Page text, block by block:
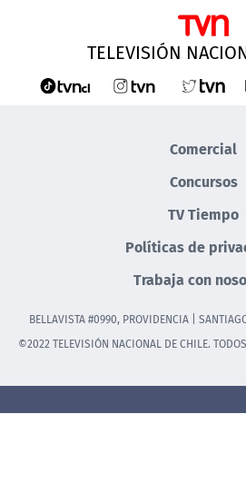
TELEVISIÓN
Comercial
Concursos
TV Tiempo
Políticas de
Trabaja con
BELLAVISTA #0990, PROVIDENCIA |
©2022 TELEVISIÓN NACIONAL DE CHILE.